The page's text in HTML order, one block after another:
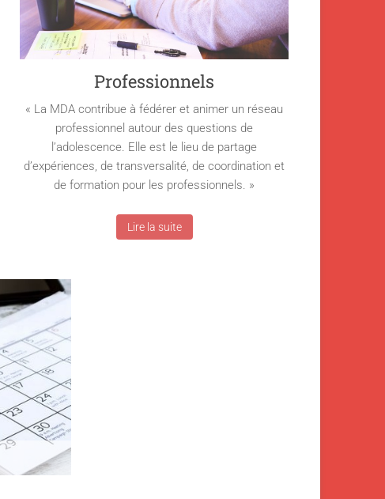
Professionnels
« La MDA contribue à fédérer et animer un réseau
professionnel autour des questions de
l’adolescence. Elle est le lieu de partage
d’expériences, de transversalité, de coordination et
de formation pour les professionnels. »
Lire la suite